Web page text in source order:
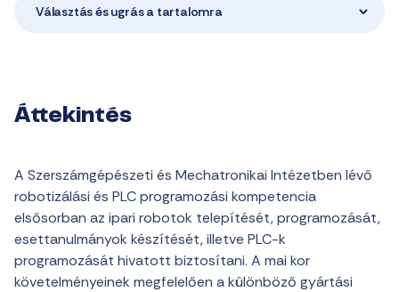
Választás és ugrás a tartalomra
Áttekintés
A Szerszámgépészeti és Mechatronikai Intézetben lévő
robotizálási és PLC programozási kompetencia
elsősorban az ipari robotok telepítését, programozását,
esettanulmányok készítését, illetve PLC-k
programozását hivatott biztosítani. A mai kor
követelményeinek megfelelően a különböző gyártási